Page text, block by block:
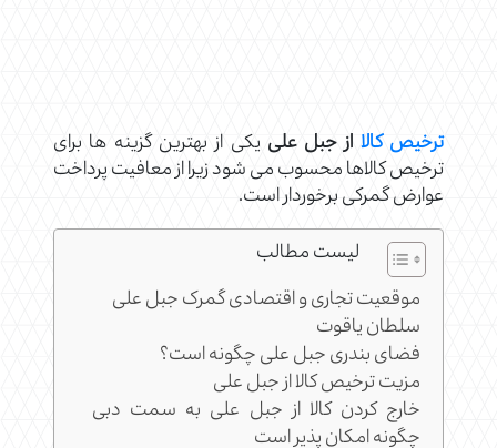
ترخیص کالا از جبل علی یکی از بهترین گزینه ها برای
ترخیص کالاها محسوب می شود زیرا از معافیت پرداخت
عوارض گمرکی برخوردار است.
لیست مطالب
موقعیت تجاری و اقتصادی گمرک جبل علی
سلطان یاقوت
فضای بندری جبل علی چگونه است؟
مزیت ترخیص کالا از جبل علی
خارج کردن کالا از جبل علی به سمت دبی
چگونه امکان پذیر است